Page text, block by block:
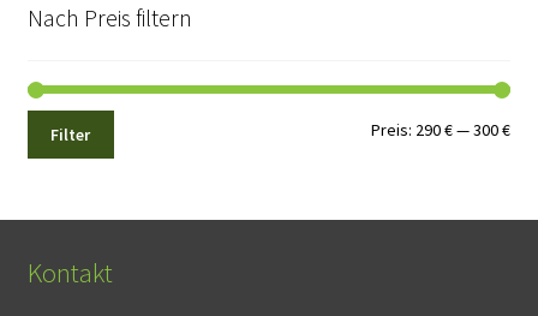
Nach Preis filtern
Min.
Filter Preis: 290 €—300 €
Kontakt